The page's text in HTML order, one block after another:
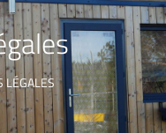
LÉGALES